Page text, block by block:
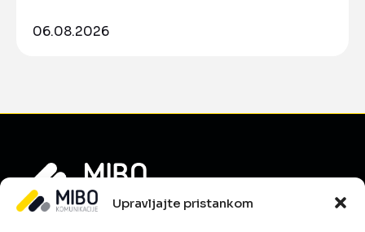
Upravljajte pristankom
06.08.2026